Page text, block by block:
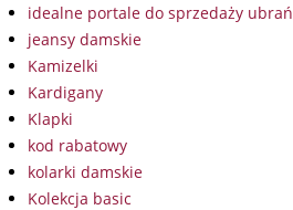
idealne portale do sprzedaży ubrań
jeansy damskie
Kamizelki
Kardigany
Klapki
kod rabatowy
kolarki damskie
Kolekcja basic